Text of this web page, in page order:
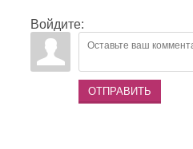
Войдите:
ОТПРАВИТЬ